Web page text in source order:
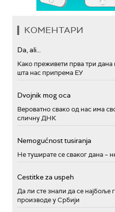
КОМЕНТАРИ
Da, ali...
Како преживети прва три дана
шта нас припрема ЕУ
Dvojnik mog oca
Вероватно свако од нас има
сличну ДНК
Nemogućnost tusiranja
Не туширате се сваког дана –
Cestitke za uspeh
Да ли сте знали да се најбоље
производе у Србији